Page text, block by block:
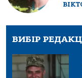
ВИБІР